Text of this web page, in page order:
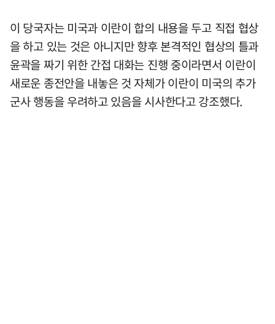
이 당국자는 미국과 이란이 합의 내용을 두고 직접 협상
을 하고 있는 것은 아니지만 향후 본격적인 협상의 틀과
윤곽을 짜기 위한 간접 대화는 진행 중이라면서 이란이
새로운 종전안을 내놓은 것 자체가 이란이 미국의 추가
군사 행동을 우려하고 있음을 시사한다고 강조했다.